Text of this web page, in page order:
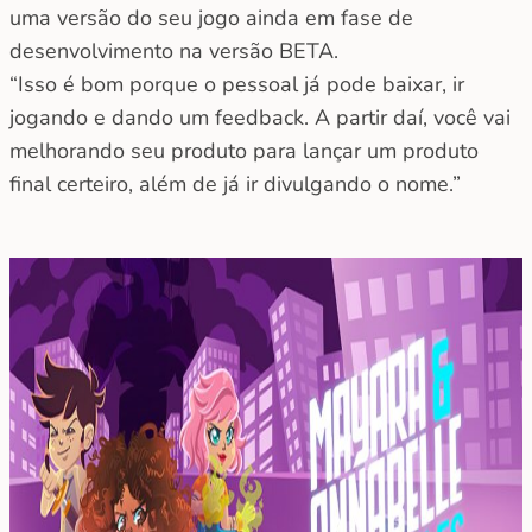
uma versão do seu jogo ainda em fase de
desenvolvimento na versão BETA.
“Isso é bom porque o pessoal já pode baixar, ir
jogando e dando um feedback. A partir daí, você vai
melhorando seu produto para lançar um produto
final certeiro, além de já ir divulgando o nome.”